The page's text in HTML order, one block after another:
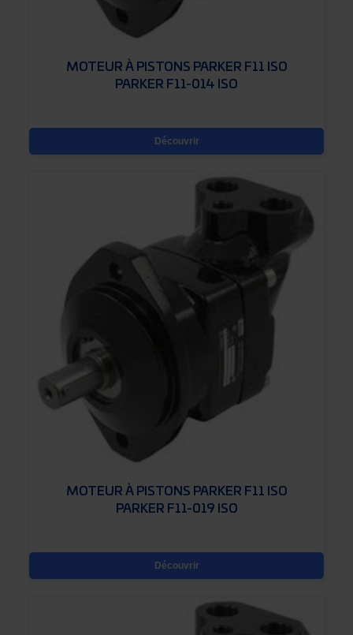
MOTEUR À PISTONS PARKER F11 ISO
PARKER F11-014 ISO
Découvrir
MOTEUR À PISTONS PARKER F11 ISO
PARKER F11-019 ISO
Découvrir